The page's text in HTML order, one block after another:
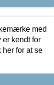
med
kendt for
for at se